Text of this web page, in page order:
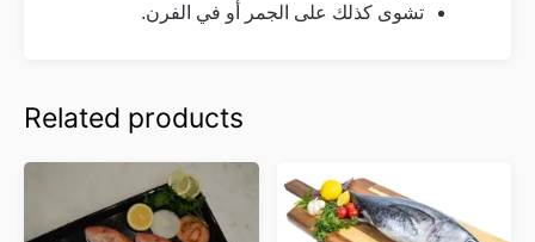
تشوى كذلك على الجمر أو في الفرن.
Related products